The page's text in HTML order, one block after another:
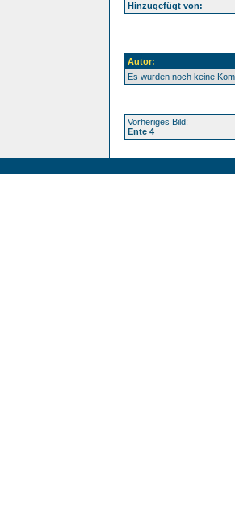
Hinzugefügt von:
Autor:
Es wurden noch keine
Vorheriges Bild:
Ente 4